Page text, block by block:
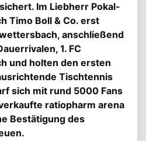
Im Liebherr Pokal-
Timo Boll & Co. erst
anschließend
1. FC
und holten den ersten
Tischtennis
sich mit rund 5000 Fans
ratiopharm arena
Bestätigung des